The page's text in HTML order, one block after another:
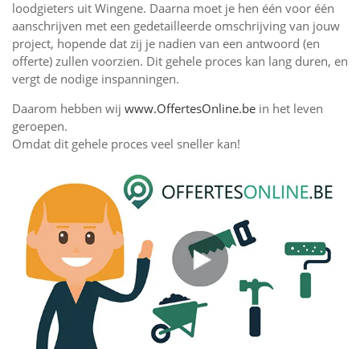
loodgieters uit Wingene. Daarna moet je hen één voor één
aanschrijven met een gedetailleerde omschrijving van jouw
project, hopende dat zij je nadien van een antwoord (en
offerte) zullen voorzien. Dit gehele proces kan lang duren, en
vergt de nodige inspanningen.
Daarom hebben wij www.OffertesOnline.be in het leven
geroepen.
Omdat dit gehele proces veel sneller kan!